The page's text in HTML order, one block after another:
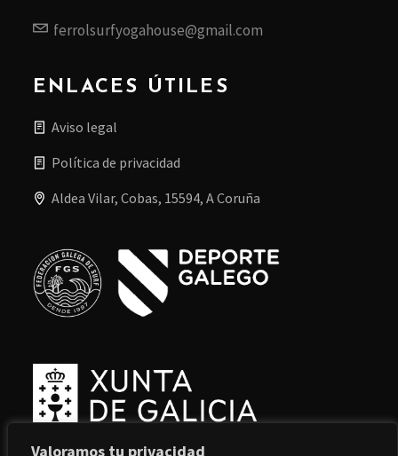
Valoramos tu privacidad
ferrolsurfyogahouse@gmail.com
ENLACES ÚTILES
Aviso legal
Política de privacidad
Aldea Vilar, Cobas, 15594, A Coruña